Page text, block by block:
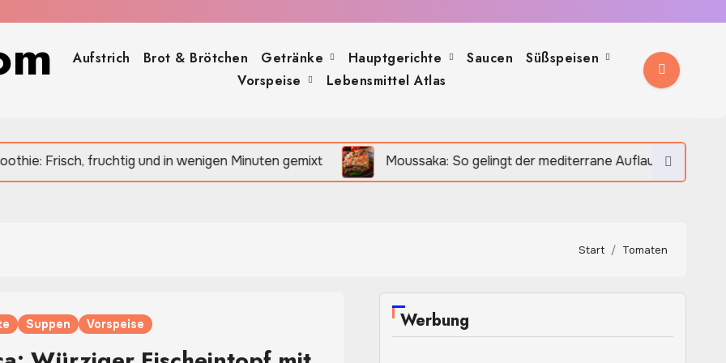
Aufstrich Brot & Brötchen Getränke Hauptgerichte Saucen
Süßspeisen
Vorspeise
Lebensmittel Atlas
fruchtig und in wenigen Minuten gemixt Moussaka: So gelingt der mediterrane Auflauf besonders saftig und
Start Tomaten
Suppen Vorspeise Werbung